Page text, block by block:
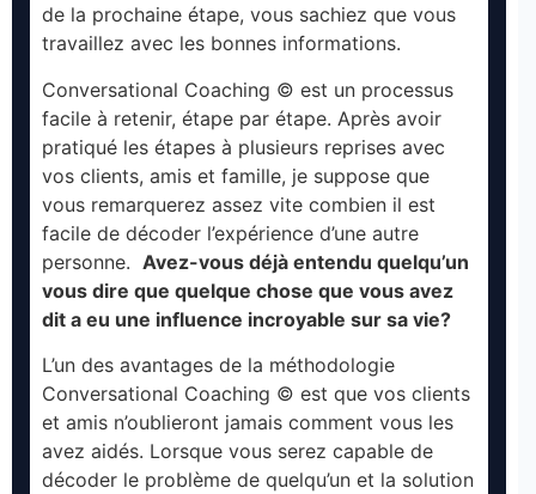
de la prochaine étape, vous sachiez que vous
travaillez avec les bonnes informations.
Conversational Coaching © est un processus
facile à retenir, étape par étape. Après avoir
pratiqué les étapes à plusieurs reprises avec
vos clients, amis et famille, je suppose que
vous remarquerez assez vite combien il est
facile de décoder l’expérience d’une autre
personne. Avez-vous déjà entendu quelqu’un
vous dire que quelque chose que vous avez
dit a eu une influence incroyable sur sa vie?
L’un des avantages de la méthodologie
Conversational Coaching © est que vos clients
et amis n’oublieront jamais comment vous les
avez aidés. Lorsque vous serez capable de
décoder le problème de quelqu’un et la solution